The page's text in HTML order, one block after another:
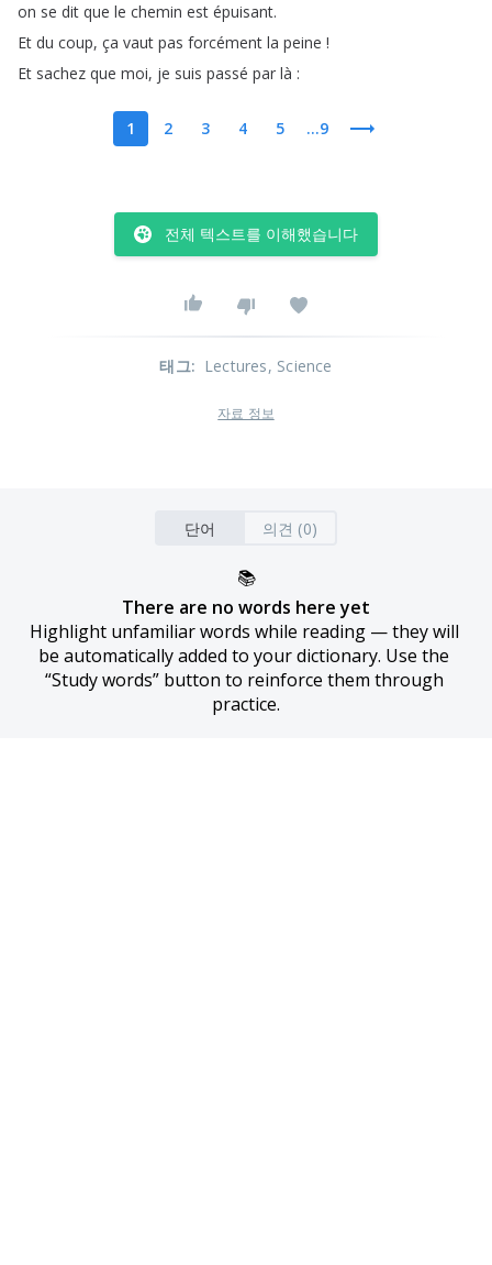
on se dit que le chemin est épuisant.
Et du coup, ça vaut pas forcément la peine !
Et sachez que moi, je suis passé par là :
1 2 3 4 5 ...9
전체 텍스트를 이해했습니다
태그: Lectures, Science
자료 정보
단어 의견 (0)
📚
There are no words here yet
Highlight unfamiliar words while reading — they will
be automatically added to your dictionary. Use the
“Study words” button to reinforce them through
practice.